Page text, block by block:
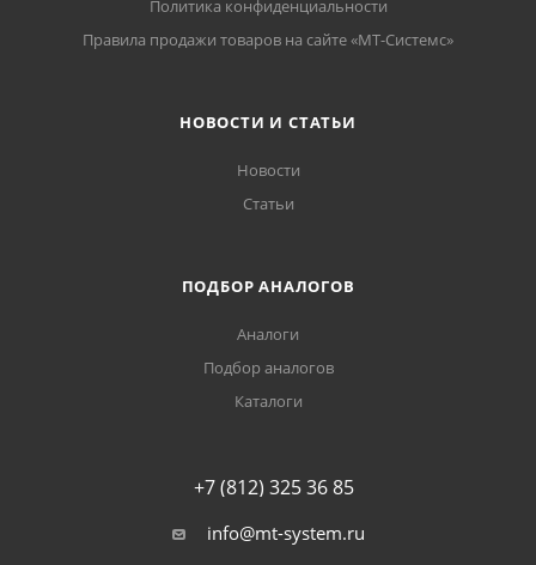
Политика конфиденциальности
Правила продажи товаров на сайте «МТ-Системс»
НОВОСТИ И СТАТЬИ
Новости
Статьи
ПОДБОР АНАЛОГОВ
Аналоги
Подбор аналогов
Каталоги
+7 (812) 325 36 85
info@mt-system.ru